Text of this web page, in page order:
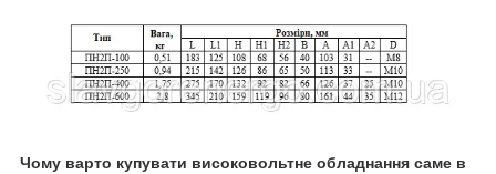
Чому варто купувати високовольтне обладнання саме в